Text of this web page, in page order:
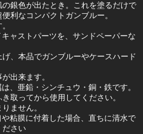
の銀色が出たとき。これを塗るだけで
利なコンパクトガンブルー。
ャストパーツを、サンドペーパーな
、本品でガンブルーやケースハード
出来ます。
、亜鉛・シンチュウ・銅・鉄です。
取ってから使用してください。
ません。
粘膜に付着した場合、直ちに清水で
ださい